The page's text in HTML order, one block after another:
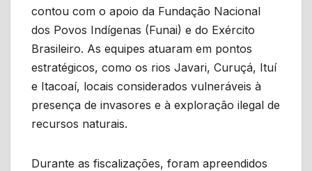
contou com o apoio da Fundação Nacional
dos Povos Indígenas (Funai) e do Exército
Brasileiro. As equipes atuaram em pontos
estratégicos, como os rios Javari, Curuçá, Ituí
e Itacoaí, locais considerados vulneráveis à
presença de invasores e à exploração ilegal de
recursos naturais.
Durante as fiscalizações, foram apreendidos